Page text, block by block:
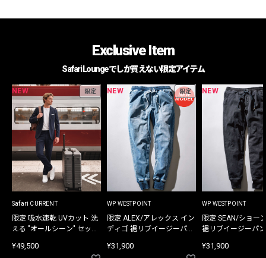
Exclusive Item
Safari Loungeでしか買えない限定アイテム
NEW 限定
Safari CURRENT
限定 吸水速乾 UVカット 洗
える "オールシーン" セット
¥49,500
NEW 限定
WP WESTPOINT
限定 ALEX/アレックス イン
ディゴ 裾リブイージーパン
¥31,900
NEW
WP WESTPOINT
限定 SEAN/ショー
裾リブイージーパ
¥31,900